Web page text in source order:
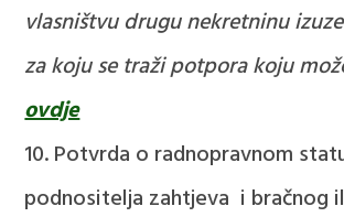
vlasništvu drugu nekretninu
za koju se traži potporakoju
ovdje
Potvrda o radnopravnom
podnositelja zahtjeva i bračnog